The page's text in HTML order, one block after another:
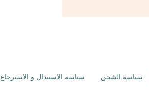
سياسة الشحن سياسة الاستبدال و الاسترجاع